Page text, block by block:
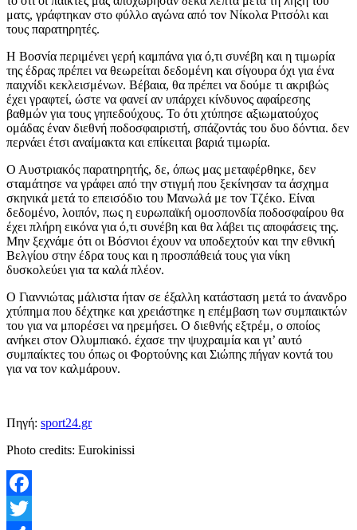
ματς, γράφτηκαν στο φύλλο αγώνα από τον Νίκολα Ριτσόλι και
τους παρατηρητές.
Η Βοσνία περιμένει γερή καμπάνα για ό,τι συνέβη και η τιμωρία
της έδρας πρέπει να θεωρείται δεδομένη και σίγουρα όχι για ένα
παιχνίδι κεκλεισμένων. Βέβαια, θα πρέπει να δούμε τι ακριβώς
έχει γραφτεί, ώστε να φανεί αν υπάρχει κίνδυνος αφαίρεσης
βαθμών για τους γηπεδούχους. Το ότι χτύπησε αξιωματούχος
ομάδας έναν διεθνή ποδοσφαιριστή, σπάζοντάς του δυο δόντια. δεν
περνάει έτσι αναίμακτα και επίκειται βαριά τιμωρία.
Ο Αυστριακός παρατηρητής, δε, όπως μας μεταφέρθηκε, δεν
σταμάτησε να γράφει από την στιγμή που ξεκίνησαν τα άσχημα
σκηνικά μετά το επεισόδιο του Μανωλά με τον Τζέκο. Είναι
δεδομένο, λοιπόν, πως η ευρωπαϊκή ομοσπονδία ποδοσφαίρου θα
έχει πλήρη εικόνα για ό,τι συνέβη και θα λάβει τις αποφάσεις της.
Μην ξεχνάμε ότι οι Βόσνιοι έχουν να υποδεχτούν και την εθνική
Βελγίου στην έδρα τους και η προσπάθειά τους για νίκη
δυσκολεύει για τα καλά πλέον.
Ο Γιαννιώτας μάλιστα ήταν σε έξαλλη κατάσταση μετά το άνανδρο
χτύπημα που δέχτηκε και χρειάστηκε η επέμβαση των συμπαικτών
του για να μπορέσει να ηρεμήσει. Ο διεθνής εξτρέμ, ο οποίος
ανήκει στον Ολυμπιακό. έχασε την ψυχραιμία και γι’ αυτό
συμπαίκτες του όπως οι Φορτούνης και Σιώπης πήγαν κοντά του
για να τον καλμάρουν.
Πηγή: sport24.gr
Photo credits: Eurokinissi
Facebook